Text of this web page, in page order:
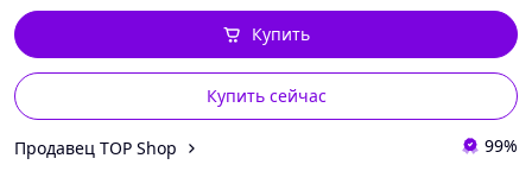
Купить сейчас
Купить
Продавец TOP Shop 99%